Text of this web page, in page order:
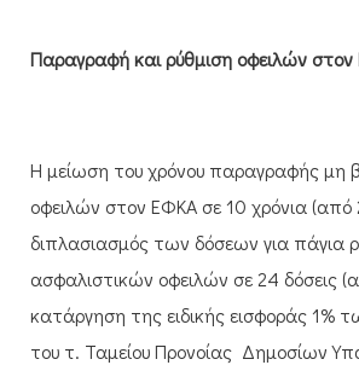
Παραγραφή και ρύθμιση οφειλών
Η μείωση του χρόνου παραγραφής μη
οφειλών στον ΕΦΚΑ σε 10 χρόνια (από
διπλασιασμός των δόσεων για πάγια
ασφαλιστικών οφειλών σε 24 δόσεις
κατάργηση της ειδικής εισφοράς 1%
του τ. Ταμείου Προνοίας Δημοσίων